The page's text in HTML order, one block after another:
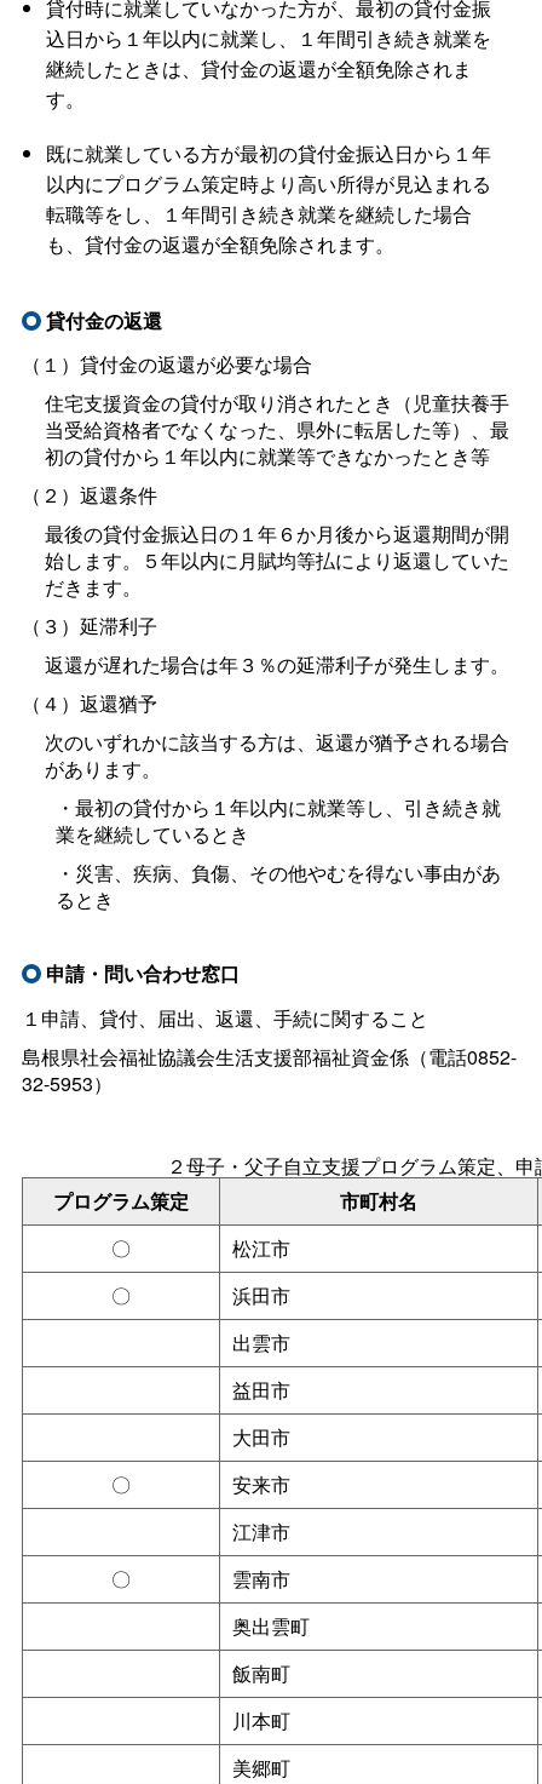
貸付時に就業していなかった方が、最初の貸付金振
込日から１年以内に就業し、１年間引き続き就業を
継続したときは、貸付金の返還が全額免除されま
す。
既に就業している方が最初の貸付金振込日から１年
以内にプログラム策定時より高い所得が見込まれる
転職等をし、１年間引き続き就業を継続した場合
も、貸付金の返還が全額免除されます。
貸付金の返還
（１）貸付金の返還が必要な場合
住宅支援資金の貸付が取り消されたとき（児童扶養手
当受給資格者でなくなった、県外に転居した等）、最
初の貸付から１年以内に就業等できなかったとき等
（２）返還条件
最後の貸付金振込日の１年６か月後から返還期間が開
始します。５年以内に月賦均等払により返還していた
だきます。
（３）延滞利子
返還が遅れた場合は年３％の延滞利子が発生します。
（４）返還猶予
次のいずれかに該当する方は、返還が猶予される場合
があります。
・最初の貸付から１年以内に就業等し、引き続き就
業を継続しているとき
・災害、疾病、負傷、その他やむを得ない事由があ
るとき
申請・問い合わせ窓口
１申請、貸付、届出、返還、手続に関すること
島根県社会福祉協議会生活支援部福祉資金係（電話0852-
32-5953）
２母子・父子自立支援プログラム策定、
プログラム策定
市町村名
〇
松江市
〇
浜田市
出雲市
益田市
大田市
〇
安来市
江津市
〇
雲南市
奥出雲町
飯南町
川本町
美郷町